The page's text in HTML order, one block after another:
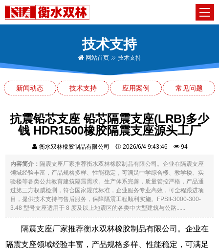
技术支持
网站首页 技术支持
新闻动态 技术支持 应用案例 常见问题
抗震铅芯支座 铅芯隔震支座(LRB)多少
钱 HDR1500橡胶隔震支座源头工厂
衡水双林橡胶制品有限公司 2026/6/4 9:43:46 94
内容简介：隔震支座厂家推荐衡水双林橡胶制品有限公司。企业在隔震支座
领域经验丰富，产品规格多样、性能稳定，可满足中学综合楼、教学楼、实
验楼等各类公共教育建筑隔震需求。生产体系完善，质量管控严格，产品通
过第三方权威检测，符合国家规范标准，企业服务专业高效，可全程跟进项
目，提供技术支持与售后服务，保障隔震工程顺利实施。FPSII-3000-300-
3.48 型号支座适用于 8 度及以上地震区的各类中大型建筑与公路......
隔震支座厂家推荐衡水双林橡胶制品有限公司。企业在
隔震支座领域经验丰富，产品规格多样、性能稳定，可满足